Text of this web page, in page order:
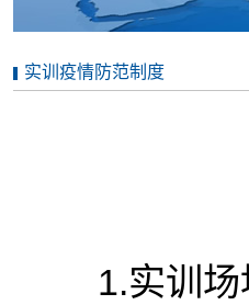
实训疫情防范制度
1.实训